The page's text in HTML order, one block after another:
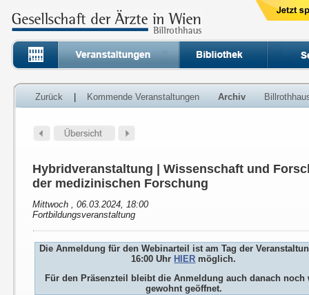
Zurück Kommende Veranstaltungen Archiv
Hybridveranstaltung | Wissenschaft und
der medizinischen Forschung
Mittwoch , 06.03.2024, 18:00
Fortbildungsveranstaltung
Die Anmeldung für den Webinarteil ist am Tag der
16:00 Uhr HIER möglich.
Für den Präsenzteil bleibt die Anmeldung auch danach noch
gewohnt geöffnet.